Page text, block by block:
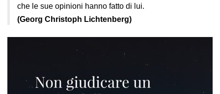
che le sue opinioni hanno fatto di lui.
(Georg Christoph Lichtenberg)